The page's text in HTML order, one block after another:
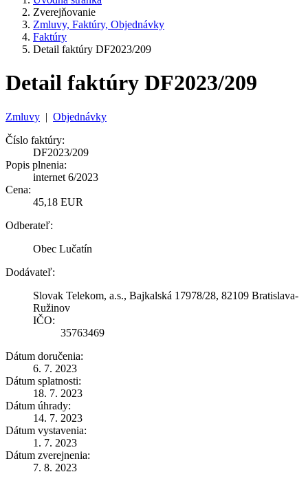
Zverejňovanie
Zmluvy, Faktúry, Objednávky
Faktúry
Detail faktúry DF2023/209
Detail faktúry DF2023/209
Zmluvy | Objednávky
Číslo faktúry:
DF2023/209
Popis plnenia:
internet 6/2023
Cena:
45,18 EUR
Odberateľ:
Obec Lučatín
Dodávateľ:
Slovak Telekom, a.s., Bajkalská 17978/28, 82109 Bratislava-
Ružinov
IČO:
35763469
Dátum doručenia:
6. 7. 2023
Dátum splatnosti:
18. 7. 2023
Dátum úhrady:
14. 7. 2023
Dátum vystavenia:
1. 7. 2023
Dátum zverejnenia:
7. 8. 2023